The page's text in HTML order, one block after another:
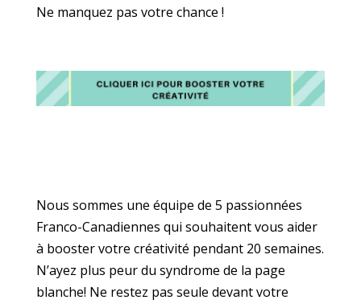
Ne manquez pas votre chance !
Nous sommes une équipe de 5 passionnées
Franco-Canadiennes qui souhaitent vous aider
à booster votre créativité pendant 20 semaines.
N’ayez plus peur du syndrome de la page
blanche! Ne restez pas seule devant votre